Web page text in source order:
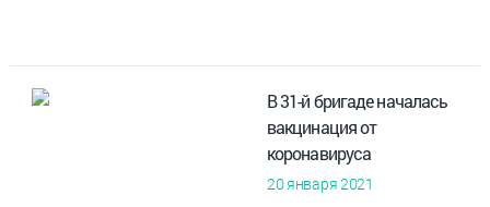
В 31-й бригаде началась
вакцинация от
коронавируса
20 января 2021